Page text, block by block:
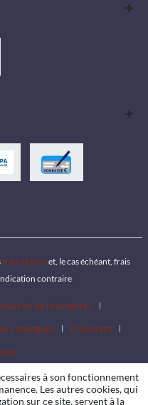
frais de portet, le cas échéant, frais
contraire
de revendeurs
catalogues
Contactez
à son fonctionnement
Les autres cookies, qui
sur ce site, servent à la